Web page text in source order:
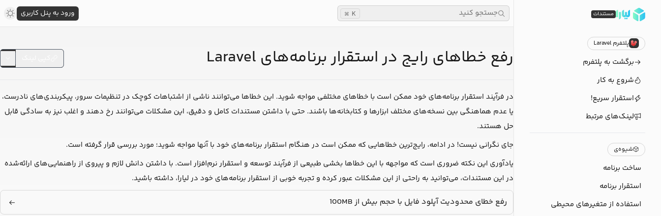
مستندات
پلتفرم Laravel
برگشت به پلتفرم
شروع به کار
استقرار سریع!
لینک‌های مرتبط
شیوه‌ی
ساخت برنامه
استقرار برنامه
استفاده از متغیرهای محیطی
رفع خطاهای رایج در استقرار برنامه‌های Laravel
در فرآیند استقرار برنامه‌های خود ممکن است با خطاهای مختلفی مواجه شوید. این خطاها می‌توانند ناشی از اشتباهات کوچک در تنظیمات سرور، پیکربندی‌های نادرست،
یا عدم هماهنگی بین نسخه‌های مختلف ابزارها و کتابخانه‌ها باشند. حتی با داشتن مستندات کامل و دقیق، این مشکلات می‌توانند رخ دهند و اغلب نیز به سادگی قابل
حل هستند.
جای نگرانی نیست! در ادامه، رایج‌ترین خطاهایی که ممکن است در هنگام استقرار برنامه‌های خود با آنها مواجه شوید؛ مورد بررسی قرار گرفته است.
یادآوری این نکته ضروری است که مواجهه با این خطاها بخشی طبیعی از فرآیند توسعه و استقرار نرم‌افزار است. با داشتن دانش لازم و پیروی از راهنمایی‌های ارائه‌شده
در این مستندات، می‌توانید به راحتی از این مشکلات عبور کرده و تجربه خوبی از استقرار برنامه‌های خود در لیارا، داشته باشید.
رفع خطای محدودیت آپلود فایل با حجم بیش از 100MB
جستجو کنید K
⌘ ورود به پنل کاربری